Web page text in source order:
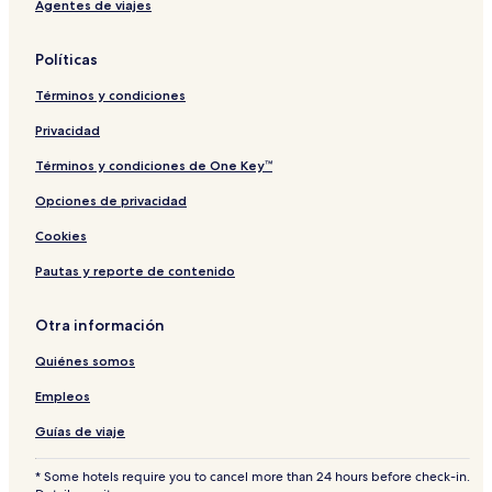
Hoteles que aceptan mascotas en Tukwila
Hoteles baratos en Renton
Hoteles cerca de Centro comercial Westlake Center
Hoteles con desayuno incluido en Bellevue
Hostales en Magnuson Park
Hoteles con alberca en Seattle
Hoteles cerca de Sorrento Hotel
Hoteles baratos en Bellevue
Casas de campo en Kirkland
Hoteles cerca de Acuario de Seattle
Hoteles cerca de Martin Luther King
Hoteles con desayuno incluido en SeaTac
Agentes de viajes
Políticas
Términos y condiciones
Privacidad
Términos y condiciones de One Key™
Opciones de privacidad
Cookies
Pautas y reporte de contenido
Otra información
Quiénes somos
Empleos
Guías de viaje
* Some hotels require you to cancel more than 24 hours before check-in.